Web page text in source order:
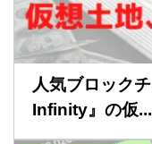
人気ブロック
Infinity』の仮...